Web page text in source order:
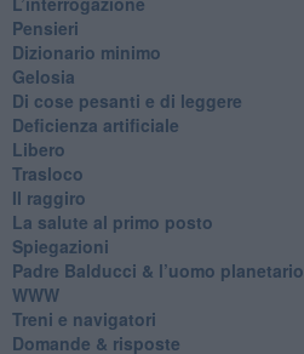
Pensieri
​Dizionario minimo
Gelosia
Di cose pesanti e di leggere
​Deficienza artificiale
Libero
Trasloco
Il raggiro
​La salute al primo posto
Spiegazioni
Padre Balducci & l’uomo planetario
WWW
​Treni e navigatori
​Domande & risposte